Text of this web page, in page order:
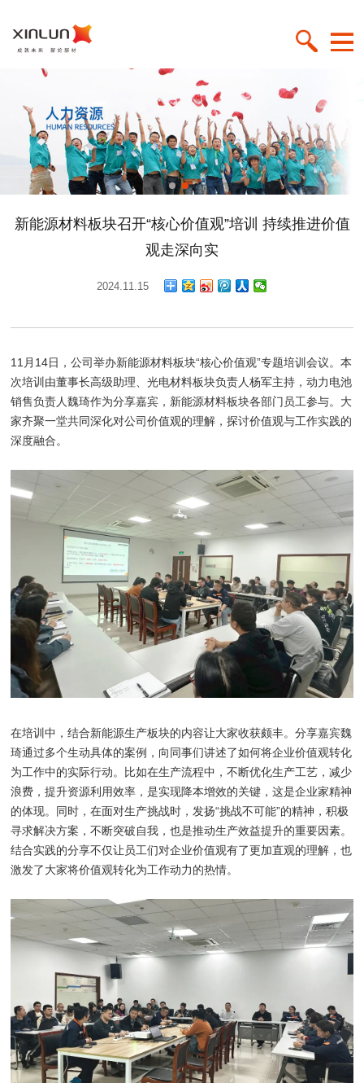
新能源材料板块召开“核心价值观”培训 持续推进价值
观走深向实
2024.11.15
11月14日，公司举办新能源材料板块“核心价值观”专题培训会议。本
次培训由董事长高级助理、光电材料板块负责人杨军主持，动力电池
销售负责人魏琦作为分享嘉宾，新能源材料板块各部门员工参与。大
家齐聚一堂共同深化对公司价值观的理解，探讨价值观与工作实践的
深度融合。
在培训中，结合新能源生产板块的内容让大家收获颇丰。分享嘉宾魏
琦通过多个生动具体的案例，向同事们讲述了如何将企业价值观转化
为工作中的实际行动。比如在生产流程中，不断优化生产工艺，减少
浪费，提升资源利用效率，是实现降本增效的关键，这是企业家精神
的体现。同时，在面对生产挑战时，发扬“挑战不可能”的精神，积极
寻求解决方案，不断突破自我，也是推动生产效益提升的重要因素。
结合实践的分享不仅让员工们对企业价值观有了更加直观的理解，也
激发了大家将价值观转化为工作动力的热情。